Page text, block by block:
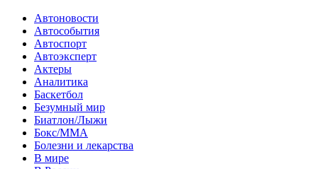
Автоновости
Автособытия
Автоспорт
Автоэксперт
Актеры
Аналитика
Баскетбол
Безумный мир
Биатлон/Лыжи
Бокс/MMA
Болезни и лекарства
В мире